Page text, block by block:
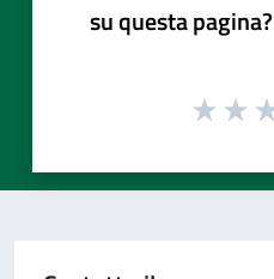
su questa pagina?